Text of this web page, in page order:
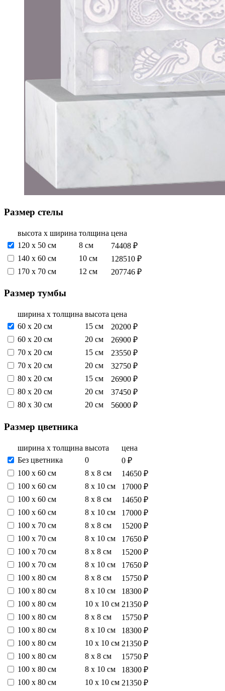
Размер стелы
высота х ширина толщина цена
120 x 50 см
8 см
74408 ₽
140 х 60 см
10 см
128510 ₽
170 х 70 см
12 см 207746 ₽
Размер тумбы
ширина х толщина высота цена
60 х 20 см
15 см
20200 ₽
60 х 20 см
20 см
26900 ₽
70 х 20 см
15 см
23550 ₽
70 х 20 см
20 см
32750 ₽
80 х 20 см
15 см
26900 ₽
80 х 20 см
20 см
37450 ₽
80 х 30 см
20 см 56000 ₽
Размер цветника
ширина х толщина высота
цена
Без цветника
0
0 ₽
100 х 60 см
8 х 8 см
14650 ₽
100 х 60 см
8 х 10 см
17000 ₽
100 х 60 см
8 х 8 см
14650 ₽
100 х 60 см
8 х 10 см
17000 ₽
100 х 70 см
8 х 8 см
15200 ₽
100 х 70 см
8 х 10 см
17650 ₽
100 х 70 см
8 х 8 см
15200 ₽
100 х 70 см
8 х 10 см
17650 ₽
100 х 80 см
8 х 8 см
15750 ₽
100 х 80 см
8 х 10 см
18300 ₽
100 х 80 см
10 х 10 см 21350 ₽
100 х 80 см
8 х 8 см
15750 ₽
100 х 80 см
8 х 10 см
18300 ₽
100 х 80 см
10 х 10 см 21350 ₽
100 х 80 см
8 х 8 см
15750 ₽
100 х 80 см
8 х 10 см
18300 ₽
100 х 80 см
10 х 10 см 21350 ₽